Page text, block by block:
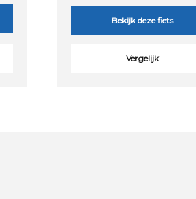
Bekijk deze fiets
Vergelijk